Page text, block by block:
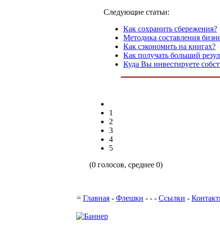
Следующие статьи:
Как сохранить сбережения?
Методика составления
Как сэкономить на книгах?
Как получать больший
Куда Вы инвестируете
1
2
3
4
5
(0 голосов, среднее 0)
= Главная - Флешки - - - Ссылки -